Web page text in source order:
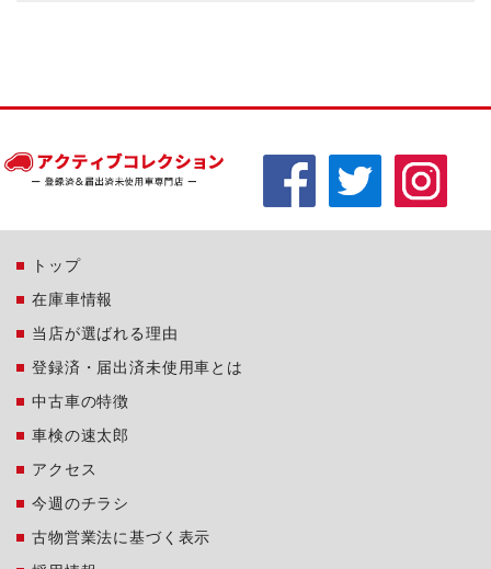
トップ
在庫車情報
当店が選ばれる理由
登録済・届出済未使用車とは
中古車の特徴
車検の速太郎
アクセス
今週のチラシ
古物営業法に基づく表示